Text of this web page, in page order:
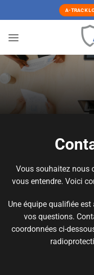
au
A-TRACK
Vous souhaitez nous
vous entendre. Voici
Une équipe qualifiée
vos questions.
coordonnées ci-